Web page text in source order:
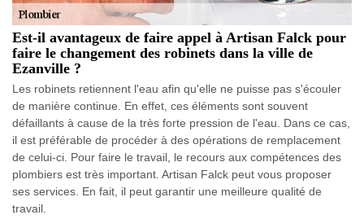
Est-il avantageux de faire appel à Artisan Falck pour
faire le changement des robinets dans la ville de
Ezanville ?
Les robinets retiennent l'eau afin qu'elle ne puisse pas s'écouler
de manière continue. En effet, ces éléments sont souvent
défaillants à cause de la très forte pression de l'eau. Dans ce cas,
il est préférable de procéder à des opérations de remplacement
de celui-ci. Pour faire le travail, le recours aux compétences des
plombiers est très important. Artisan Falck peut vous proposer
ses services. En fait, il peut garantir une meilleure qualité de
travail.